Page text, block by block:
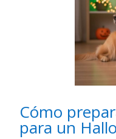
Cómo
para un